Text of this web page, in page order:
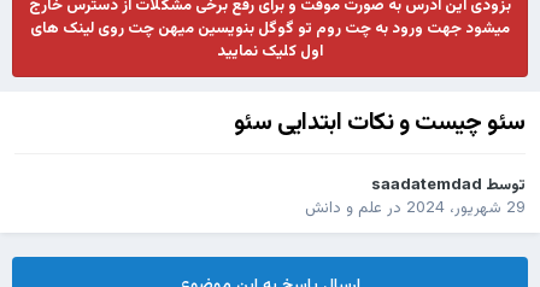
میشود جهت ورود به چت روم تو گوگل بنویسین میهن چت روی لینک های
اول کلیک نمایید
سئو چیست و نکات ابتدایی سئو
توسط saadatemdad
29 شهریور، 2024
در علم و دانش